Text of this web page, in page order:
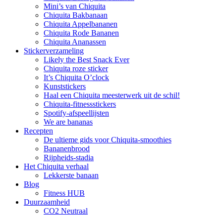
Mini’s van Chiquita
Chiquita Bakbanaan
Chiquita Appelbananen
Chiquita Rode Bananen
Chiquita Ananassen
Stickerverzameling
Likely the Best Snack Ever
Chiquita roze sticker
It’s Chiquita O’clock
Kunststickers
Haal een Chiquita meesterwerk uit de schil!
Chiquita-fitnessstickers
Spotify-afspeellijsten
We are bananas
Recepten
De ultieme gids voor Chiquita-smoothies
Bananenbrood
Rijpheids-stadia
Het Chiquita verhaal
Lekkerste banaan
Blog
Fitness HUB
Duurzaamheid
CO2 Neutraal